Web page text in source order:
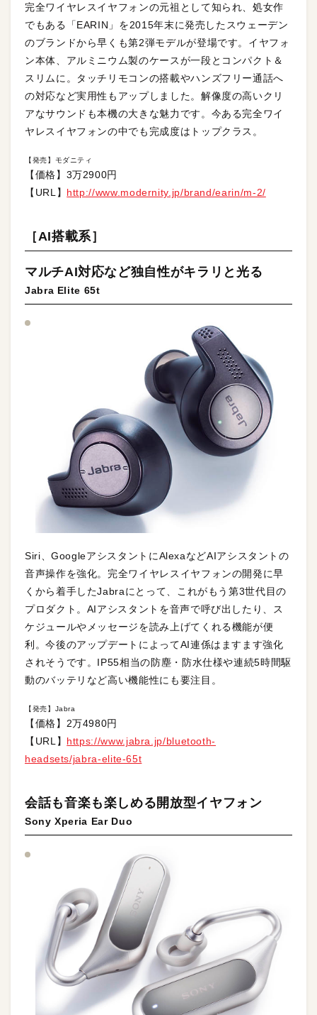
完全ワイヤレスイヤフォンの元祖として知られ、処女作
でもある「EARIN」を2015年末に発売したスウェーデン
のブランドから早くも第2弾モデルが登場です。イヤフォ
ン本体、アルミニウム製のケースが一段とコンパクト＆
スリムに。タッチリモコンの搭載やハンズフリー通話へ
の対応など実用性もアップしました。解像度の高いクリ
アなサウンドも本機の大きな魅力です。今ある完全ワイ
ヤレスイヤフォンの中でも完成度はトップクラス。
【発売】モダニティ
【価格】3万2900円
【URL】 http://www.modernity.jp/brand/earin/m-2/
［AI搭載系］
マルチAI対応など独自性がキラリと光る
Jabra Elite 65t
Siri、GoogleアシスタントにAlexaなどAIアシスタントの
音声操作を強化。完全ワイヤレスイヤフォンの開発に早
くから着手したJabraにとって、これがもう第3世代目の
プロダクト。AIアシスタントを音声で呼び出したり、ス
ケジュールやメッセージを読み上げてくれる機能が便
利。今後のアップデートによってAI連係はますます強化
されそうです。IP55相当の防塵・防水仕様や連続5時間駆
動のバッテリなど高い機能性にも要注目。
【発売】Jabra
【価格】2万4980円
【URL】 https://www.jabra.jp/bluetooth-
headsets/jabra-elite-65t
会話も音楽も楽しめる開放型イヤフォン
Sony Xperia Ear Duo